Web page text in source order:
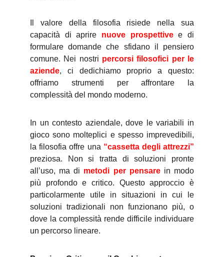
Il valore della filosofia risiede nella sua
capacità di aprire
nuove prospettivee di
formulare domande che sfidano il pensiero
comune. Nei nostri percorsi filosofici per le
aziende, ci dedichiamo proprio a questo:
offriamo strumenti per affrontare la
complessità del mondo moderno.
In un contesto aziendale, dove le variabili in
gioco sono molteplici e spesso imprevedibili,
la filosofia offre una “cassetta degli attrezzi”
preziosa. Non si tratta di soluzioni pronte
all’uso, ma di metodi per pensarein modo
più profondo e critico. Questo approccio è
particolarmente utile in situazioni in cui le
soluzioni tradizionali non funzionano più, o
dove la complessità rende difficile individuare
un percorso lineare.